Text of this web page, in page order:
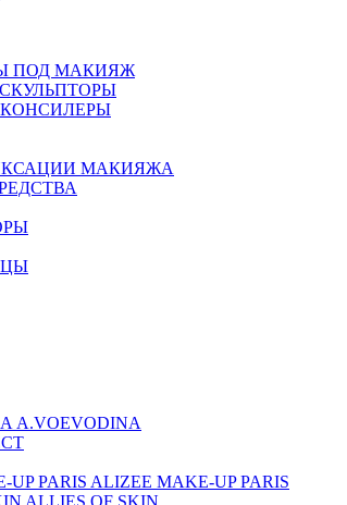
ПОД МАКИЯЖ
КОНСИЛЕРЫ
МАКИЯЖА
A.VOEVODINA
ALIZEE MAKE-UP PARIS
ALLIES OF SKIN